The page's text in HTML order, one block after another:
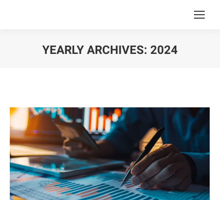
YEARLY ARCHIVES: 2024